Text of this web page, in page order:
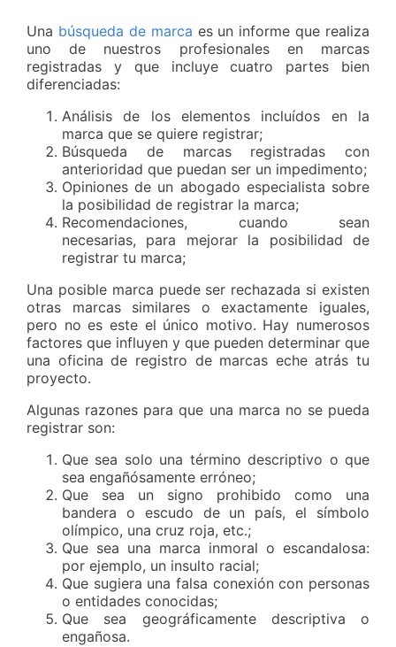
Una búsqueda de marca es un informe que realiza
uno de nuestros profesionales en marcas
registradas y que incluye cuatro partes bien
diferenciadas:
Análisis de los elementos incluídos en la
marca que se quiere registrar;
Búsqueda de marcas registradas con
anterioridad que puedan ser un impedimento;
Opiniones de un abogado especialista sobre
la posibilidad de registrar la marca;
Recomendaciones, cuando sean
necesarias, para mejorar la posibilidad de
registrar tu marca;
Una posible marca puede ser rechazada si existen
otras marcas similares o exactamente iguales,
pero no es este el único motivo. Hay numerosos
factores que influyen y que pueden determinar que
una oficina de registro de marcas eche atrás tu
proyecto.
Algunas razones para que una marca no se pueda
registrar son:
Que sea solo una término descriptivo o que
sea engañósamente erróneo;
Que sea un signo prohibido como una
bandera o escudo de un país, el símbolo
olímpico, una cruz roja, etc.;
Que sea una marca inmoral o escandalosa:
por ejemplo, un insulto racial;
Que sugiera una falsa conexión con personas
o entidades conocidas;
Que sea geográficamente descriptiva o
engañosa.